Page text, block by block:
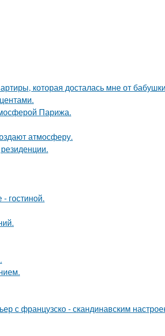
которая досталась мне от
Парижа.
атмосферу.
гостиной.
с французско - скандинавским